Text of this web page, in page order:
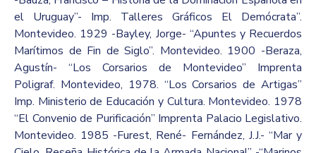
el Uruguay”- Imp. Talleres Gráficos El Demócrata”.
Montevideo. 1929 -Bayley, Jorge- “Apuntes y Recuerdos
Marítimos de Fin de Siglo”. Montevideo. 1900 -Beraza,
Agustín- “Los Corsarios de Montevideo” Imprenta
Poligraf. Montevideo, 1978. “Los Corsarios de Artigas”
Imp. Ministerio de Educación y Cultura. Montevideo. 1978
“El Convenio de Purificación” Imprenta Palacio Legislativo.
Montevideo. 1985 -Furest, René- Fernández, J.J.- “Mar y